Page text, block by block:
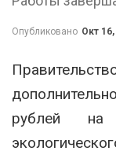
Опубликовано Окт
рублей на